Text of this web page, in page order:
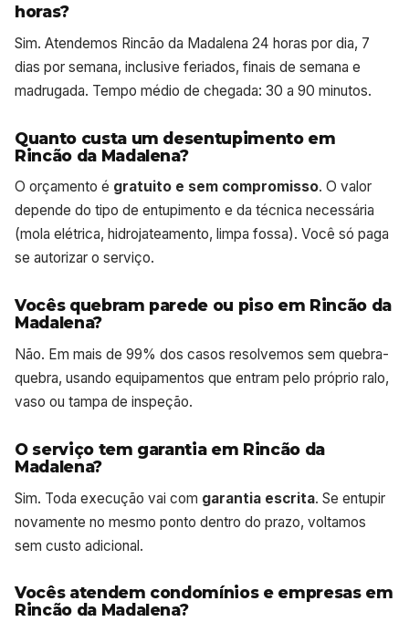
horas?
Sim. Atendemos Rincão da Madalena 24 horas por dia, 7
dias por semana, inclusive feriados, finais de semana e
madrugada. Tempo médio de chegada: 30 a 90 minutos.
Quanto custa um desentupimento em
Rincão da Madalena?
O orçamento é gratuito e sem compromisso. O valor
depende do tipo de entupimento e da técnica necessária
(mola elétrica, hidrojateamento, limpa fossa). Você só paga
se autorizar o serviço.
Vocês quebram parede ou piso em Rincão da
Madalena?
Não. Em mais de 99% dos casos resolvemos sem quebra-
quebra, usando equipamentos que entram pelo próprio ralo,
vaso ou tampa de inspeção.
O serviço tem garantia em Rincão da
Madalena?
Sim. Toda execução vai com garantia escrita. Se entupir
novamente no mesmo ponto dentro do prazo, voltamos
sem custo adicional.
Vocês atendem condomínios e empresas em
Rincão da Madalena?